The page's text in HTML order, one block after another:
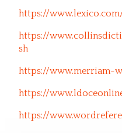
https://
https://
sh
https://www.merriam-
https://
https://